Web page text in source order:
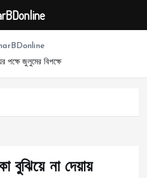
পক্ষে জুলুমের বিপক্ষে
বুঝিয়ে না দেয়ায়